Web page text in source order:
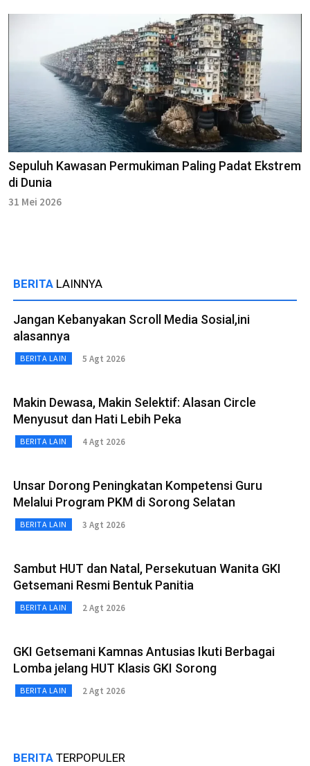
Sepuluh Kawasan Permukiman Paling Padat Ekstrem
di Dunia
31 Mei 2026
BERITA LAINNYA
Jangan Kebanyakan Scroll Media Sosial,ini
alasannya
BERITA LAIN 5 Agt 2026
Makin Dewasa, Makin Selektif: Alasan Circle
Menyusut dan Hati Lebih Peka
BERITA LAIN 4 Agt 2026
Unsar Dorong Peningkatan Kompetensi Guru
Melalui Program PKM di Sorong Selatan
BERITA LAIN 3 Agt 2026
Sambut HUT dan Natal, Persekutuan Wanita GKI
Getsemani Resmi Bentuk Panitia
BERITA LAIN 2 Agt 2026
GKI Getsemani Kamnas Antusias Ikuti Berbagai
Lomba jelang HUT Klasis GKI Sorong
BERITA LAIN 2 Agt 2026
BERITA TERPOPULER